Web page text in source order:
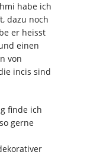
habe ich
dazu noch
er heisst
einen
von
incis sind
finde ich
gerne